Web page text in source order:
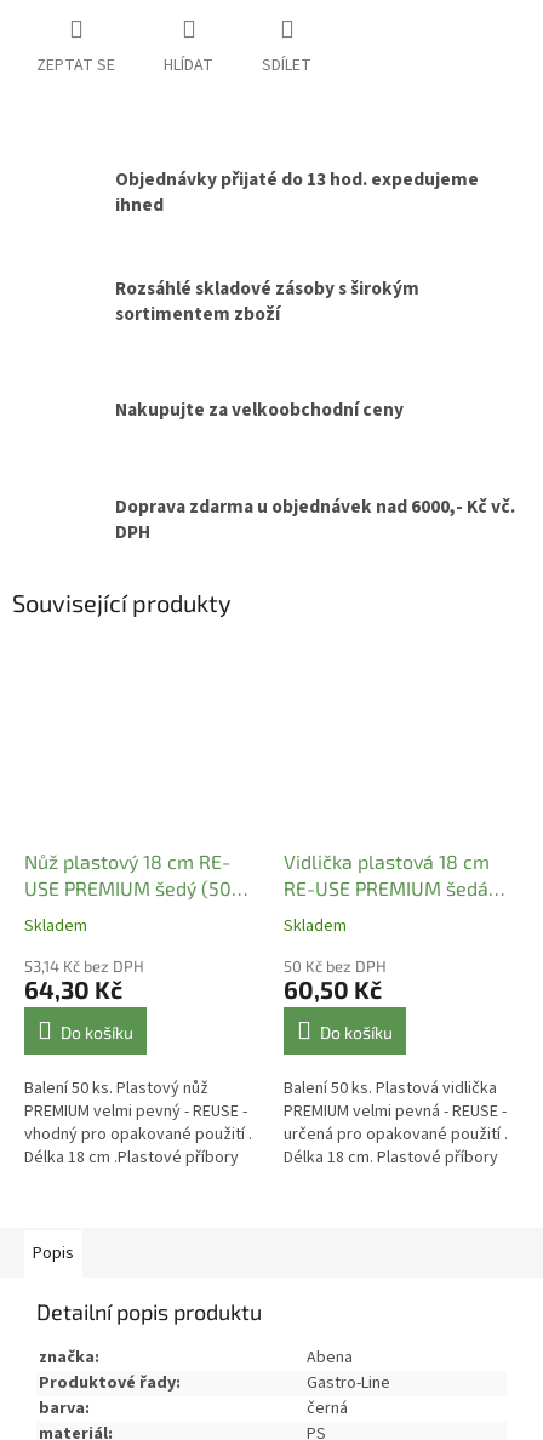
ZEPTAT SE HLÍDAT SDÍLET
Objednávky přijaté do 13 hod. expedujeme
ihned
Rozsáhlé skladové zásoby s širokým
sortimentem zboží
Nakupujte za velkoobchodní ceny
Doprava zdarma u objednávek nad 6000,- Kč vč.
DPH
Související produkty
Nůž plastový 18 cm RE-
USE PREMIUM šedý (50
ks)
Skladem
53,14 Kč bez DPH
64,30 Kč
Do košíku
Balení 50 ks. Plastový nůž
PREMIUM velmi pevný - REUSE -
vhodný pro opakované použití .
Délka 18 cm .Plastové příbory
Vidlička plastová 18 cm
RE-USE PREMIUM šedá
(50 ks)
Skladem
50 Kč bez DPH
60,50 Kč
Do košíku
Balení 50 ks. Plastová vidlička
PREMIUM velmi pevná - REUSE -
určená pro opakované použití .
Délka 18 cm. Plastové příbory
Popis
Detailní popis produktu
značka:
Abena
Produktové řady:
Gastro-Line
barva:
černá
materiál:
PS